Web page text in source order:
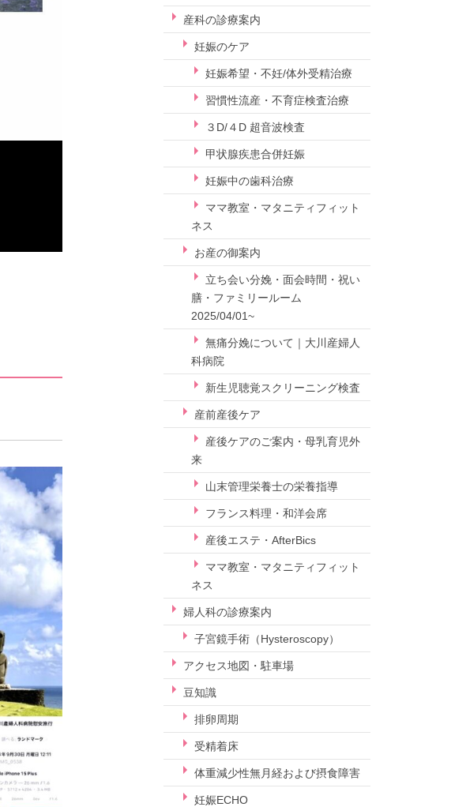
産科の診療案内
妊娠のケア
妊娠希望・不妊/体外受精治療
習慣性流産・不育症検査治療
３D/４D 超音波検査
甲状腺疾患合併妊娠
妊娠中の歯科治療
ママ教室・マタニティフィット
ネス
お産の御案内
立ち会い分娩・面会時間・祝い
膳・ファミリールーム
2025/04/01~
無痛分娩について｜大川産婦人
科病院
新生児聴覚スクリーニング検査
産前産後ケア
産後ケアのご案内・母乳育児外
来
山末管理栄養士の栄養指導
フランス料理・和洋会席
産後エステ・AfterBics
ママ教室・マタニティフィット
ネス
婦人科の診療案内
子宮鏡手術（Hysteroscopy）
アクセス地図・駐車場
豆知識
排卵周期
受精着床
体重減少性無月経および摂食障害
妊娠ECHO